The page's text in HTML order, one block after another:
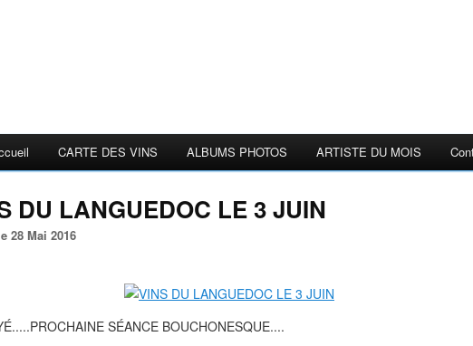
CARTE DES VINS ALBUMS PHOTOS ARTISTE DU MOIS
DU LANGUEDOC LE 3 JUIN
28 Mai 2016
SÉANCE BOUCHONESQUE....